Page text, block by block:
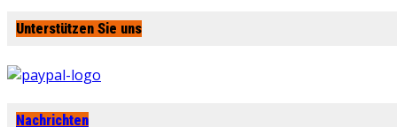
Unterstützen Sie uns
Nachrichten